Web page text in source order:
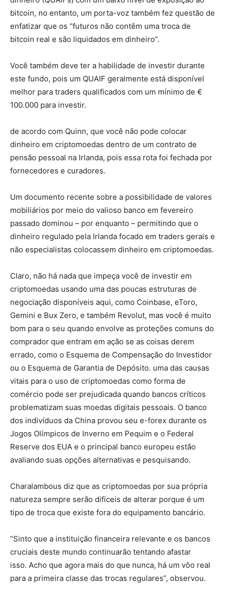
bitcoin, no entanto, um porta-voz também fez questão de
enfatizar que os “futuros não contêm uma troca de
bitcoin real e são liquidados em dinheiro”.
Você também deve ter a habilidade de investir durante
este fundo, pois um QUAIF geralmente está disponível
melhor para traders qualificados com um mínimo de €
100.000 para investir.
de acordo com Quinn, que você não pode colocar
dinheiro em criptomoedas dentro de um contrato de
pensão pessoal na Irlanda, pois essa rota foi fechada por
fornecedores e curadores.
Um documento recente sobre a possibilidade de valores
mobiliários por meio do valioso banco em fevereiro
passado dominou – por enquanto – permitindo que o
dinheiro regulado pela Irlanda focado em traders gerais e
não especialistas colocassem dinheiro em criptomoedas.
Claro, não há nada que impeça você de investir em
criptomoedas usando uma das poucas estruturas de
negociação disponíveis aqui, como Coinbase, eToro,
Gemini e Bux Zero, e também Revolut, mas você é muito
bom para o seu quando envolve as proteções comuns do
comprador que entram em ação se as coisas derem
errado, como o Esquema de Compensação do Investidor
ou o Esquema de Garantia de Depósito. uma das causas
vitais para o uso de criptomoedas como forma de
comércio pode ser prejudicada quando bancos críticos
problematizam suas moedas digitais pessoais. O banco
dos indivíduos da China provou seu e-forex durante os
Jogos Olímpicos de Inverno em Pequim e o Federal
Reserve dos EUA e o principal banco europeu estão
avaliando suas opções alternativas e pesquisando.
Charalambous diz que as criptomoedas por sua própria
natureza sempre serão difíceis de alterar porque é um
tipo de troca que existe fora do equipamento bancário.
“Sinto que a instituição financeira relevante e os bancos
cruciais deste mundo continuarão tentando afastar
isso. Acho que agora mais do que nunca, há um vôo real
para a primeira classe das trocas regulares”, observou.